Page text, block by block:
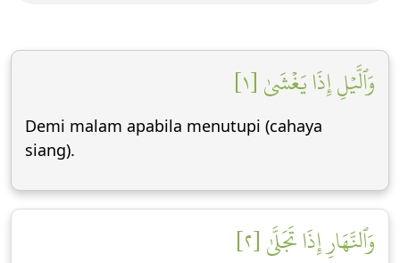
وَٱلَّيۡلِ إِذَا يَغۡشَىٰ [١]
Demi malam apabila menutupi (cahaya
siang).
وَٱلنَّهَارِ إِذَا تَجَلَّىٰ [٢]